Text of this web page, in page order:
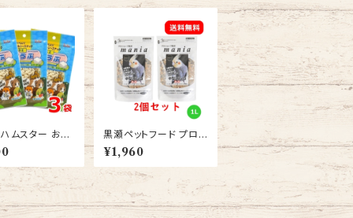
ムスター おや
サクサク王国
ｇ 3袋 送料無
黒瀬ペットフード プロシ
ョップ専用 マニア mani
a 中型インコ 1L 2個セ
ット 送料無料 インコ え
¥1,960